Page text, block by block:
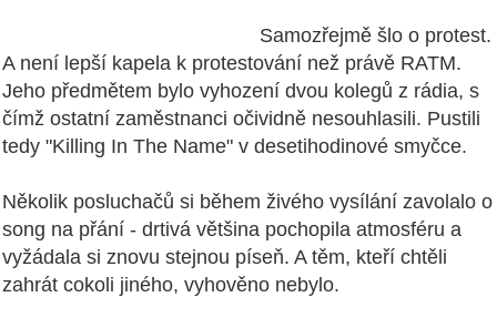
Samozřejmě šlo o protest.
A není lepší kapela k protestování než právě RATM.
Jeho předmětem bylo vyhození dvou kolegů z rádia, s
čímž ostatní zaměstnanci očividně nesouhlasili. Pustili
tedy "Killing In The Name" v desetihodinové smyčce.
Několik posluchačů si během živého vysílání zavolalo o
song na přání - drtivá většina pochopila atmosféru a
vyžádala si znovu stejnou píseň. A těm, kteří chtěli
zahrát cokoli jiného, vyhověno nebylo.